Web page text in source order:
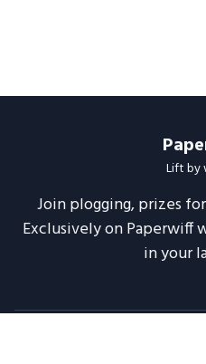
Lift by
Join plogging, prizes
Exclusively on
in your